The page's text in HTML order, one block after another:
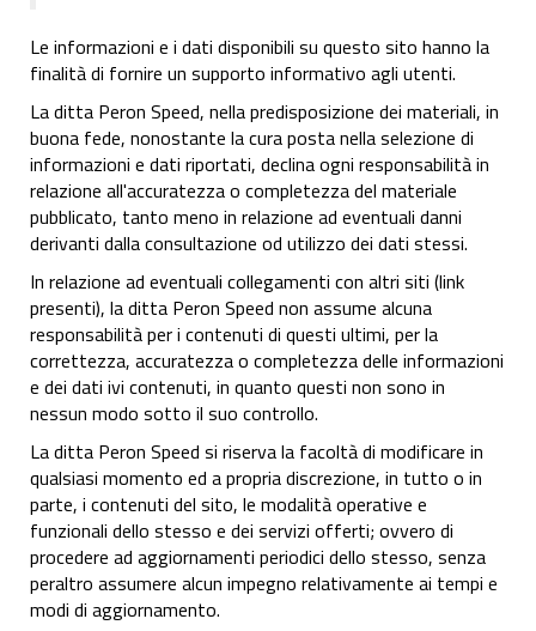
Le informazioni e i dati disponibili su questo sito hanno la
finalità di fornire un supporto informativo agli utenti.
La ditta Peron Speed, nella predisposizione dei materiali, in
buona fede, nonostante la cura posta nella selezione di
informazioni e dati riportati, declina ogni responsabilità in
relazione all'accuratezza o completezza del materiale
pubblicato, tanto meno in relazione ad eventuali danni
derivanti dalla consultazione od utilizzo dei dati stessi.
In relazione ad eventuali collegamenti con altri siti (link
presenti), la ditta Peron Speed non assume alcuna
responsabilità per i contenuti di questi ultimi, per la
correttezza, accuratezza o completezza delle informazioni
e dei dati ivi contenuti, in quanto questi non sono in
nessun modo sotto il suo controllo.
La ditta Peron Speed si riserva la facoltà di modificare in
qualsiasi momento ed a propria discrezione, in tutto o in
parte, i contenuti del sito, le modalità operative e
funzionali dello stesso e dei servizi offerti; ovvero di
procedere ad aggiornamenti periodici dello stesso, senza
peraltro assumere alcun impegno relativamente ai tempi e
modi di aggiornamento.